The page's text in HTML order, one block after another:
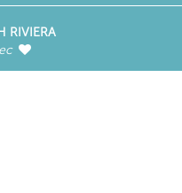
RIVIERA